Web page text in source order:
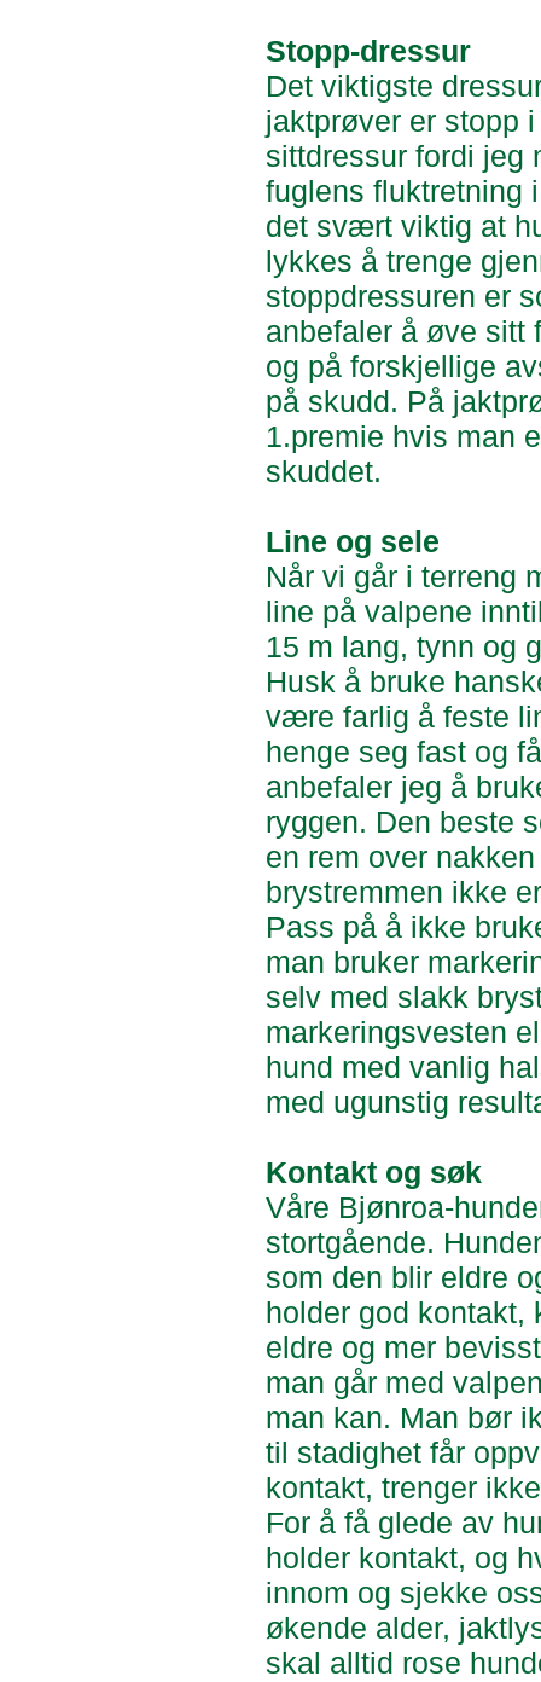
Stopp-dressur
Det viktigste
jaktprøver er stopp
sittdressur fordi jeg
fuglens fluktretning
det svært viktig at
lykkes å trenge
stoppdressuren er
anbefaler å øve sitt
og på forskjellige
på skudd. På
1.premie hvis man
skuddet.
Line og sele
Når vi går i terreng
line på valpene
15 m lang, tynn og
Husk å bruke
være farlig å feste
henge seg fast og
anbefaler jeg å
ryggen. Den beste
en rem over
brystremmen ikke
Pass på å ikke
man bruker
selv med slakk
markeringsvesten
hund med vanlig
med ugunstig
Kontakt og søk
Våre Bjønroa-
stortgående.
som den blir eldre
holder god kontakt,
eldre og mer
man går med
man kan. Man bør
til stadighet får
kontakt, trenger
For å få glede av
holder kontakt, og
innom og sjekke
økende alder,
skal alltid rose